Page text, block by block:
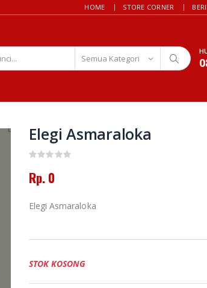
HOME STORE CORNER
Elegi Asmaraloka
Rp. 0
Elegi Asmaraloka
STOK KOSONG
66 Jalan Menuju